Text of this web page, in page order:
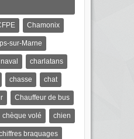
Chamonix
sur-Marne
charlatans
chasse chat
Chauffeur de bus
chèque volé chien
braquages